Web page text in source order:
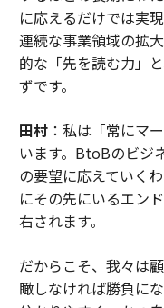
に応えるだけでは実
連続な事業領域の拡
的な「先を読む力」
ずです。
田村：私は「常にマ
います。BtoBのビジ
の要望に応えていく
にその先にいるエン
右されます。
だからこそ、我々は
瞰しなければ勝負に